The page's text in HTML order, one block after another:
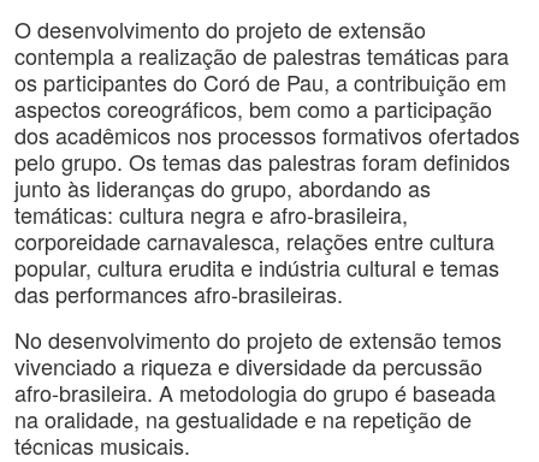
O desenvolvimento do projeto de extensão
contempla a realização de palestras temáticas para
os participantes do Coró de Pau, a contribuição em
aspectos coreográficos, bem como a participação
dos acadêmicos nos processos formativos ofertados
pelo grupo. Os temas das palestras foram definidos
junto às lideranças do grupo, abordando as
temáticas: cultura negra e afro-brasileira,
corporeidade carnavalesca, relações entre cultura
popular, cultura erudita e indústria cultural e temas
das performances afro-brasileiras.
No desenvolvimento do projeto de extensão temos
vivenciado a riqueza e diversidade da percussão
afro-brasileira. A metodologia do grupo é baseada
na oralidade, na gestualidade e na repetição de
técnicas musicais.